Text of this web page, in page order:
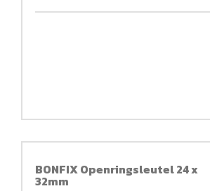
BONFIX Openringsleutel 24 x
32mm